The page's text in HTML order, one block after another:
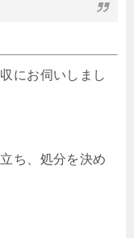
にお伺いしまし
ち、処分を決め